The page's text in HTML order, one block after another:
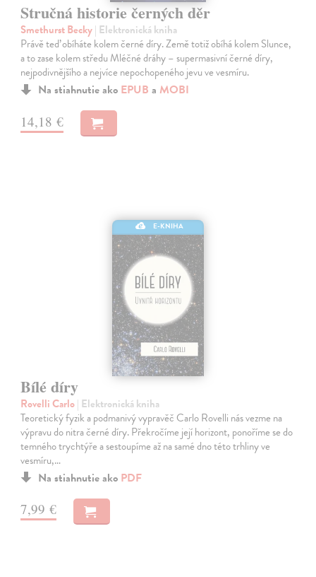
Stručná historie černých děr
Smethurst Becky| Elektronická kniha
Právě teď obíháte kolem černé díry. Země totiž obíhá kolem Slunce,
a to zase kolem středu Mléčné dráhy – supermasivní černé díry,
nejpodivnějšího a nejvíce nepochopeného jevu ve vesmíru.
Na stiahnutie ako EPUB a MOBI
14,18 €
E-KNIHA
Bílé díry
Rovelli Carlo| Elektronická kniha
Teoretický fyzik a podmanivý vypravěč Carlo Rovelli nás vezme na
výpravu do nitra černé díry. Překročíme její horizont, ponoříme se do
temného trychtýře a sestoupíme až na samé dno této trhliny ve
vesmíru,…
Na stiahnutie ako PDF
7,99 €